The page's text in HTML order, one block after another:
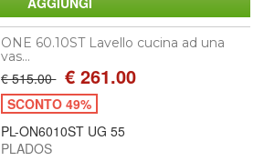
ONE 60.10ST Lavello cucina ad una
vas...
€ 515.00 € 261.00
SCONTO 49%
PL-ON6010ST UG 55
PLADOS